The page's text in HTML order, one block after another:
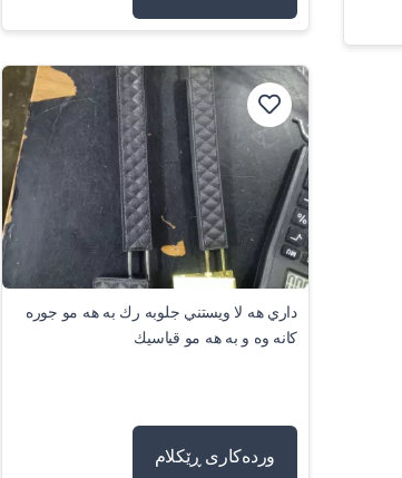
داري هه لا ويستني جلوبه رك به هه مو جوره
كانه وه و به هه مو قياسيك
وردەکاری ڕێکلام